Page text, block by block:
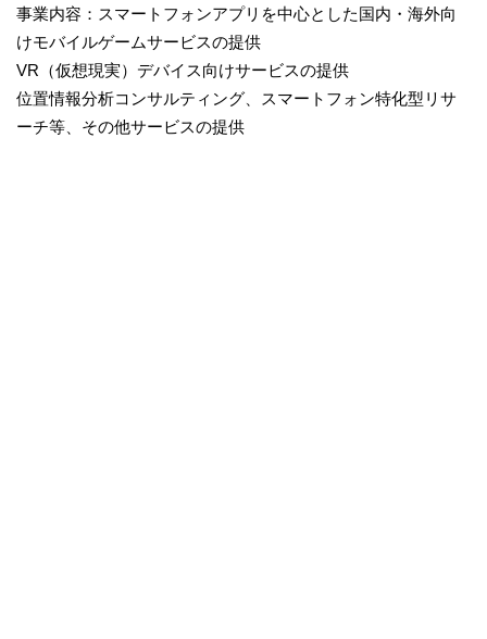
事業内容：スマートフォンアプリを中心とした国内・海外向
けモバイルゲームサービスの提供
VR（仮想現実）デバイス向けサービスの提供
位置情報分析コンサルティング、スマートフォン特化型リサ
ーチ等、その他サービスの提供